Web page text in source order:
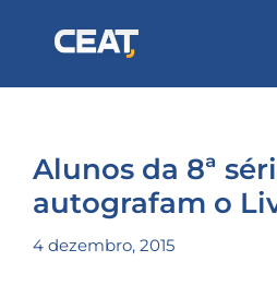
Alunos da 8ª
autografam o
4 dezembro, 2015